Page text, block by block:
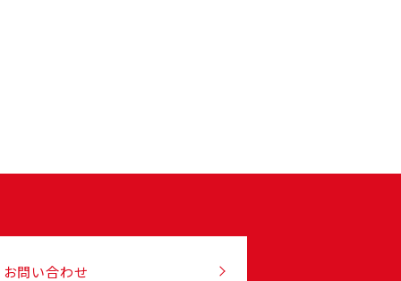
お問い合わせ